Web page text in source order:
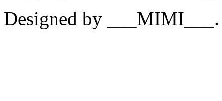
Designed by ___MIMI___.